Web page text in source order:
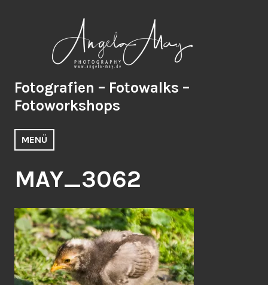
Fotografien – Fotowalks –
Fotoworkshops
MENÜ
MAY_3062